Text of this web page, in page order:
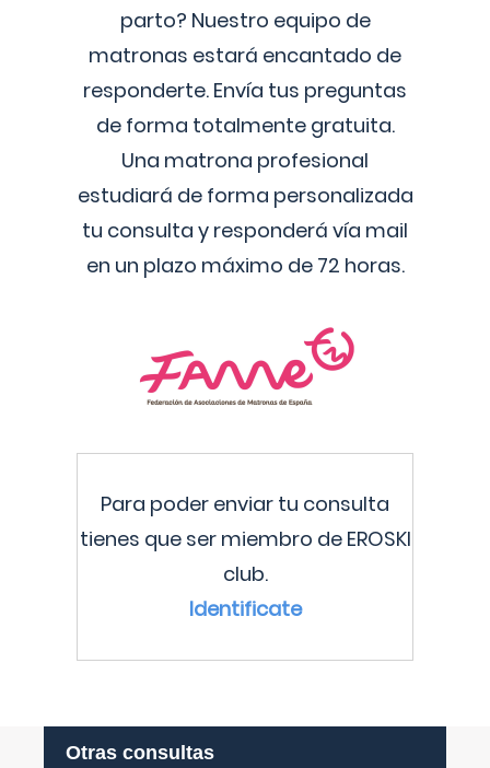
parto? Nuestro equipo de
matronas estará encantado de
responderte. Envía tus preguntas
de forma totalmente gratuita.
Una matrona profesional
estudiará de forma personalizada
tu consulta y responderá vía mail
en un plazo máximo de 72 horas.
Para poder enviar tu consulta
tienes que ser miembro de EROSKI
club.
Identificate
Otras consultas